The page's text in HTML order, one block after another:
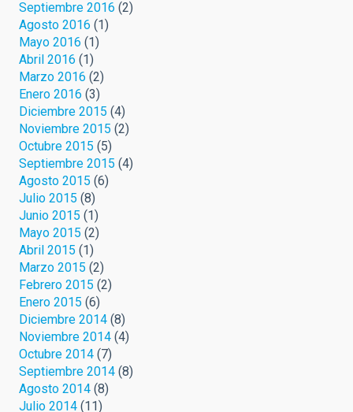
Septiembre 2016 (2)
Agosto 2016 (1)
Mayo 2016 (1)
Abril 2016 (1)
Marzo 2016 (2)
Enero 2016 (3)
Diciembre 2015 (4)
Noviembre 2015 (2)
Octubre 2015 (5)
Septiembre 2015 (4)
Agosto 2015 (6)
Julio 2015 (8)
Junio 2015 (1)
Mayo 2015 (2)
Abril 2015 (1)
Marzo 2015 (2)
Febrero 2015 (2)
Enero 2015 (6)
Diciembre 2014 (8)
Noviembre 2014 (4)
Octubre 2014 (7)
Septiembre 2014 (8)
Agosto 2014 (8)
Julio 2014 (11)